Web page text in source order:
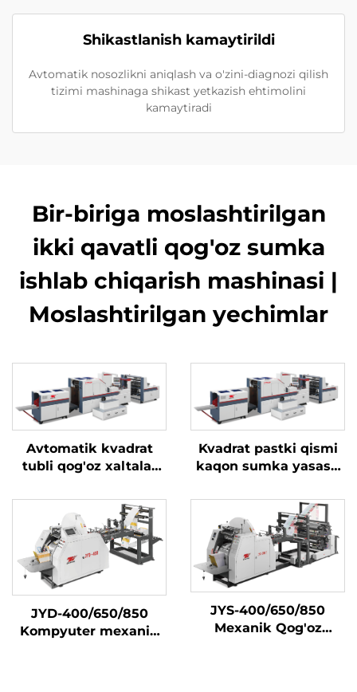
Shikastlanish kamaytirildi
Avtomatik nosozlikni aniqlash va o'zini-diagnozi qilish
tizimi mashinaga shikast yetkazish ehtimolini
kamaytiradi
Bir-biriga moslashtirilgan
ikki qavatli qog'oz sumka
ishlab chiqarish mashinasi |
Moslashtirilgan yechimlar
Avtomatik kvadrat
tubli qog'oz xaltalar
mashinasi
Kvadrat pastki qismi
kaqon sumka yasash
avtomatik rollidan
JYD-400/650/850
Kompyuter mexanik
JYS-400/650/850
Mexanik Qog'oz